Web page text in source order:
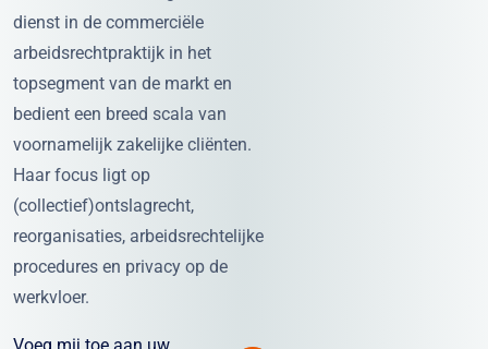
dienst in de commerciële
arbeidsrechtpraktijk in het
topsegment van de markt en
bedient een breed scala van
voornamelijk zakelijke cliënten.
Haar focus ligt op
(collectief)ontslagrecht,
reorganisaties, arbeidsrechtelijke
procedures en privacy op de
werkvloer.